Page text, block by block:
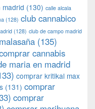
(130) calle alcala
(128) club cannabico
(128) club de campo madrid
(135)
cannabis
maria en madrid
comprar kritikal max
(131) comprar
comprar